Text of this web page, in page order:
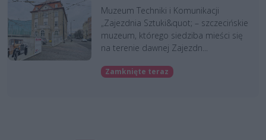
Muzeum Techniki i Komunikacji
„Zajezdnia Sztuki&quot; – szczecińskie
muzeum, którego siedziba mieści się
na terenie dawnej Zajezdn...
Zamknięte teraz